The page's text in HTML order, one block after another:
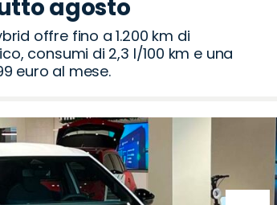
agosto
offre fino a 1.200 km di
consumi di 2,3 l/100 km e una
euro al mese.